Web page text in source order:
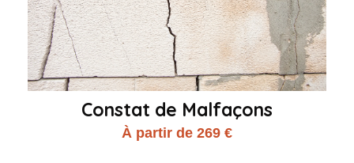
Constat de Malfaçons
À partir de 269 €